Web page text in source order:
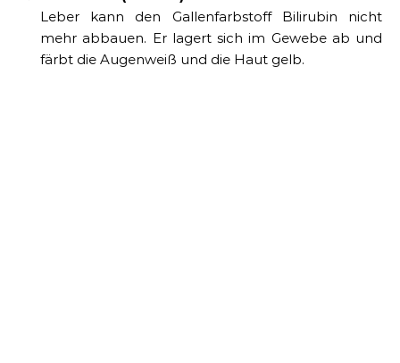
Leber kann den Gallenfarbstoff Bilirubin nicht
mehr abbauen. Er lagert sich im Gewebe ab und
färbt die Augenweiß und die Haut gelb.